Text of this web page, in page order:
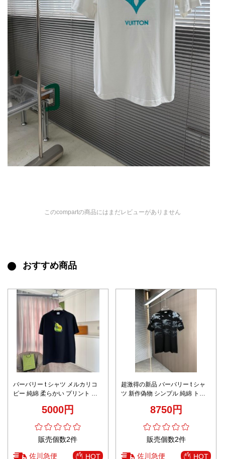
このcompartの商品にはまだレビューがありません
おすすめ商品
バーバリー t シャツ メルカリコ
ピー 純綿 柔らかい プリント ト
5000円
販売個数2件
佐川急便 HOT
超激得の新品 バーバリー t シャ
ツ 新作偽物 シンプル 純綿 トッ
8750円
販売個数2件
佐川急便 HOT